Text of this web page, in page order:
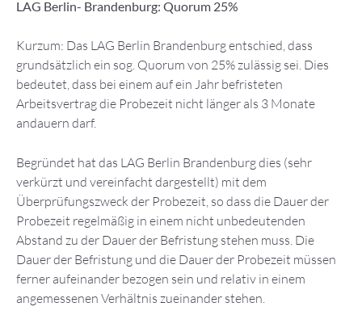
LAG Berlin- Brandenburg: Quorum 25%
Kurzum: Das LAG Berlin Brandenburg entschied, dass
grundsätzlich ein sog. Quorum von 25% zulässig sei. Dies
bedeutet, dass bei einem auf ein Jahr befristeten
Arbeitsvertrag die Probezeit nicht länger als 3 Monate
andauern darf.
Begründet hat das LAG Berlin Brandenburg dies (sehr
verkürzt und vereinfacht dargestellt) mit dem
Überprüfungszweck der Probezeit, so dass die Dauer der
Probezeit regelmäßig in einem nicht unbedeutenden
Abstand zu der Dauer der Befristung stehen muss. Die
Dauer der Befristung und die Dauer der Probezeit müssen
ferner aufeinander bezogen sein und relativ in einem
angemessenen Verhältnis zueinander stehen.